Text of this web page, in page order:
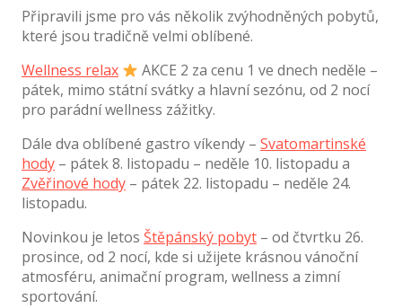
Připravili jsme pro vás několik zvýhodněných pobytů,
které jsou tradičně velmi oblíbené.
Wellness relax
AKCE 2 za cenu 1 ve dnech neděle –
pátek, mimo státní svátky a hlavní sezónu, od 2 nocí
pro parádní wellness zážitky.
Dále dva oblíbené gastro víkendy – Svatomartinské
hody – pátek 8. listopadu – neděle 10. listopadu a
Zvěřinové hody – pátek 22. listopadu – neděle 24.
listopadu.
Novinkou je letos Štěpánský pobyt – od čtvrtku 26.
prosince, od 2 nocí, kde si užijete krásnou vánoční
atmosféru, animační program, wellness a zimní
sportování.